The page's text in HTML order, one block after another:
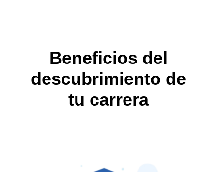
Beneficios del
descubrimiento de
tu carrera